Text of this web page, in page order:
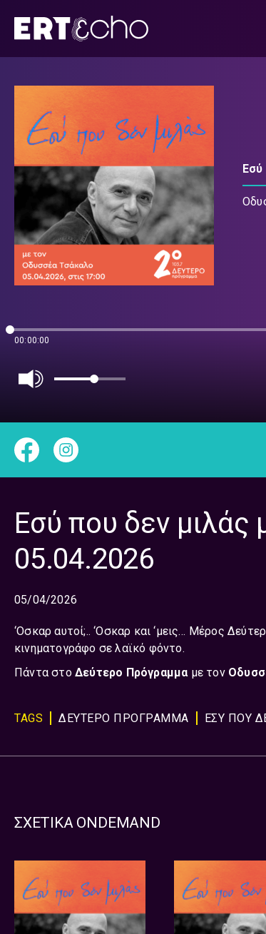
περιεχόμενο
Εσύ
00:00:00
Εσύ που δεν
05.04.2026
05/04/2026
‘Oσκαρ αυτοί;.. ‘Oσκαρ και ‘μεις… Μέρος
κινηματογράφο σε λαϊκό φόντο.
Πάντα στο Δεύτερο Πρόγραμμα με τον
TAGS ΔΕΥΤΕΡΟ ΠΡΟΓΡΑΜΜΑ ΕΣΥ ΠΟΥ
ΣΧΕΤΙΚΑ ONDEMAND